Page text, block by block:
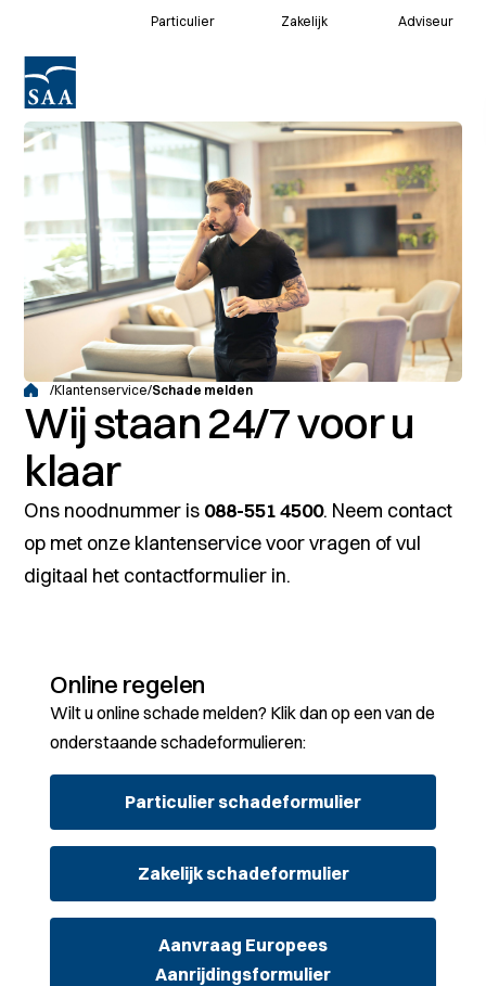
Particulier Zakelijk Adviseur
Voor klanten
Voor adviseurs
/Klantenservice/Schade melden
Wij staan 24/7 voor u
klaar
Ons noodnummer is 088-551 4500. Neem contact
op met onze klantenservice voor vragen of vul
digitaal het contactformulier in.
Online regelen
Wilt u online schade melden? Klik dan op een van de
onderstaande schadeformulieren:
Particulier schadeformulier
Zakelijk schadeformulier
Aanvraag Europees
Aanrijdingsformulier